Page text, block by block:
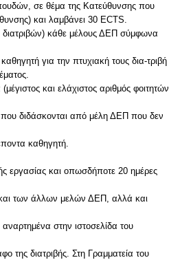
σε θέμα της Κατεύθυνσης που
και λαμβάνει 30 ECTS.
διατριβών) κάθε μέλους ΔΕΠ σύμφωνα
για την πτυχιακή τους δια-τριβή
και ελάχιστος αριθμός φοιτητών
που διδάσκονται από μέλη ΔΕΠ που δεν
καθηγητή.
εργασίας και οπωσδήποτε 20 ημέρες
και των άλλων μελών ΔΕΠ, αλλά και
στην ιστοσελίδα του
της διατριβής. Στη Γραμματεία του